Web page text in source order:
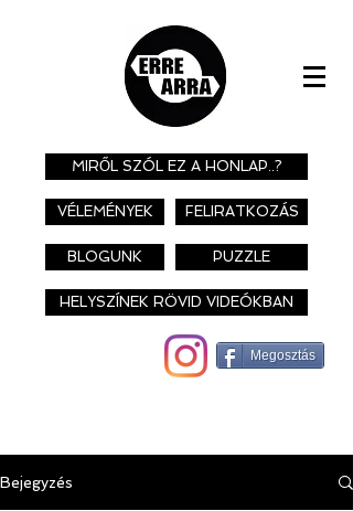
MIRŐL SZÓL EZ A HONLAP..?
VÉLEMÉNYEK FELIRATKOZÁS
BLOGUNK PUZZLE
HELYSZÍNEK RÖVID VIDEÓKBAN
Megosztás
Bejegyzés